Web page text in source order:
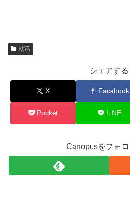
就活
シェアする
X Facebook
Pocket LINE
Canopusをフォロ